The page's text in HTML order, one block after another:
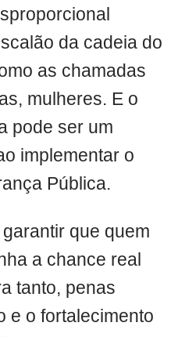
da cadeia do
as chamadas
mulheres. E o
pode ser um
implementar o
Pública.
que quem
a chance real
tanto, penas
e o fortalecimento